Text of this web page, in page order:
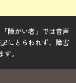
障がい者」では音声
にとらわれず、障害
。